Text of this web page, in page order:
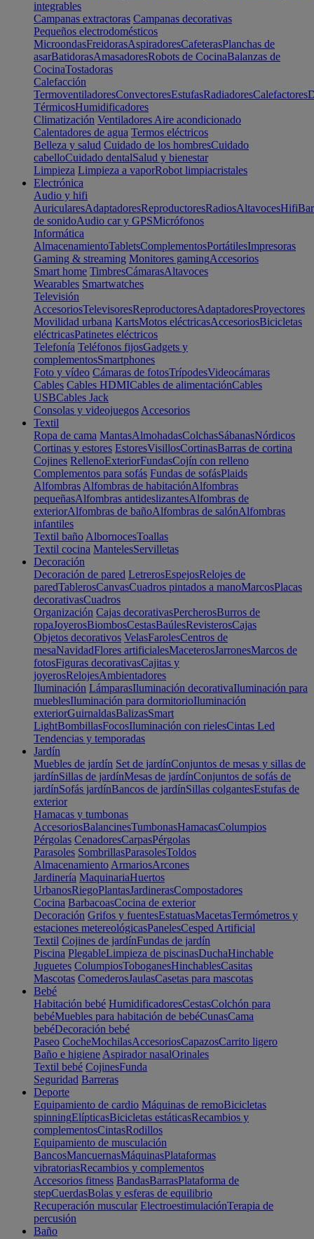
integrables
Campanas extractoras Campanas decorativas
Pequeños electrodomésticos
MicroondasFreidorasAspiradoresCafeterasPlanchas de
asarBatidorasAmasadoresRobots de CocinaBalanzas de
CocinaTostadoras
Calefacción
TermoventiladoresConvectoresEstufasRadiadoresCalefactores
TérmicosHumidificadores
Climatización Ventiladores Aire acondicionado
Calentadores de agua Termos eléctricos
Belleza y salud Cuidado de los hombresCuidado
cabelloCuidado dentalSalud y bienestar
Limpieza Limpieza a vaporRobot limpiacristales
Electrónica
Audio y hifi
AuricularesAdaptadoresReproductoresRadiosAltavocesHifi
de sonidoAudio car y GPSMicrófonos
Informática
AlmacenamientoTabletsComplementosPortátilesImpresoras
Gaming & streaming Monitores gamingAccesorios
Smart home TimbresCámarasAltavoces
Wearables Smartwatches
Televisión
AccesoriosTelevisoresReproductoresAdaptadoresProyectores
Movilidad urbana KartsMotos eléctricasAccesoriosBicicletas
eléctricasPatinetes eléctricos
Telefonía Teléfonos fijosGadgets y
complementosSmartphones
Foto y vídeo Cámaras de fotosTrípodesVideocámaras
Cables Cables HDMICables de alimentaciónCables
USBCables Jack
Consolas y videojuegos Accesorios
Textil
Ropa de cama MantasAlmohadasColchasSábanasNórdicos
Cortinas y estores EstoresVisillosCortinasBarras de cortina
Cojines RellenoExteriorFundasCojín con relleno
Complementos para sofás Fundas de sofásPlaids
Alfombras Alfombras de habitaciónAlfombras
pequeñasAlfombras antideslizantesAlfombras de
exteriorAlfombras de bañoAlfombras de salónAlfombras
infantiles
Textil baño AlbornocesToallas
Textil cocina MantelesServilletas
Decoración
Decoración de pared LetrerosEspejosRelojes de
paredTablerosCanvasCuadros pintados a manoMarcosPlacas
decorativasCuadros
Organización Cajas decorativasPercherosBurros de
ropaJoyerosBiombosCestasBaúlesRevisterosCajas
Objetos decorativos VelasFarolesCentros de
mesaNavidadFlores artificialesMaceterosJarronesMarcos de
fotosFiguras decorativasCajitas y
joyerosRelojesAmbientadores
Iluminación LámparasIluminación decorativaIluminación para
mueblesIluminación para dormitorioIluminación
exteriorGuirnaldasBalizasSmart
LightBombillasFocosIluminación con rielesCintas Led
Tendencias y temporadas
Jardín
Muebles de jardín Set de jardínConjuntos de mesas y sillas de
jardínSillas de jardínMesas de jardínConjuntos de sofás de
jardínSofás jardínBancos de jardínSillas colgantesEstufas de
exterior
Hamacas y tumbonas
AccesoriosBalancinesTumbonasHamacasColumpios
Pérgolas CenadoresCarpasPérgolas
Parasoles SombrillasParasolesToldos
Almacenamiento ArmariosArcones
Jardinería MaquinariaHuertos
UrbanosRiegoPlantasJardinerasCompostadores
Cocina BarbacoasCocina de exterior
Decoración Grifos y fuentesEstatuasMacetasTermómetros y
estaciones metereológicasPanelesCesped Artificial
Textil Cojines de jardínFundas de jardín
Piscina PlegableLimpieza de piscinasDuchaHinchable
Juguetes ColumpiosToboganesHinchablesCasitas
Mascotas ComederosJaulasCasetas para mascotas
Bebé
Habitación bebé HumidificadoresCestasColchón para
bebéMuebles para habitación de bebéCunasCama
bebéDecoración bebé
Paseo CocheMochilasAccesoriosCapazosCarrito ligero
Baño e higiene Aspirador nasalOrinales
Textil bebé CojinesFunda
Seguridad Barreras
Deporte
Equipamiento de cardio Máquinas de remoBicicletas
spinningElípticasBicicletas estáticasRecambios y
complementosCintasRodillos
Equipamiento de musculación
BancosMancuernasMáquinasPlataformas
vibratoriasRecambios y complementos
Accesorios fitness BandasBarrasPlataforma de
stepCuerdasBolas y esferas de equilibrio
Recuperación muscular ElectroestimulaciónTerapia de
percusión
Baño